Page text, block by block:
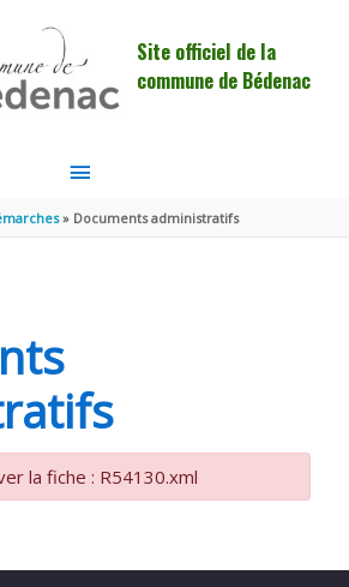
Site officiel de la
commune de Bédenac
MENU
PRINCIPAL
Documents administratifs
la fiche : R54130.xml